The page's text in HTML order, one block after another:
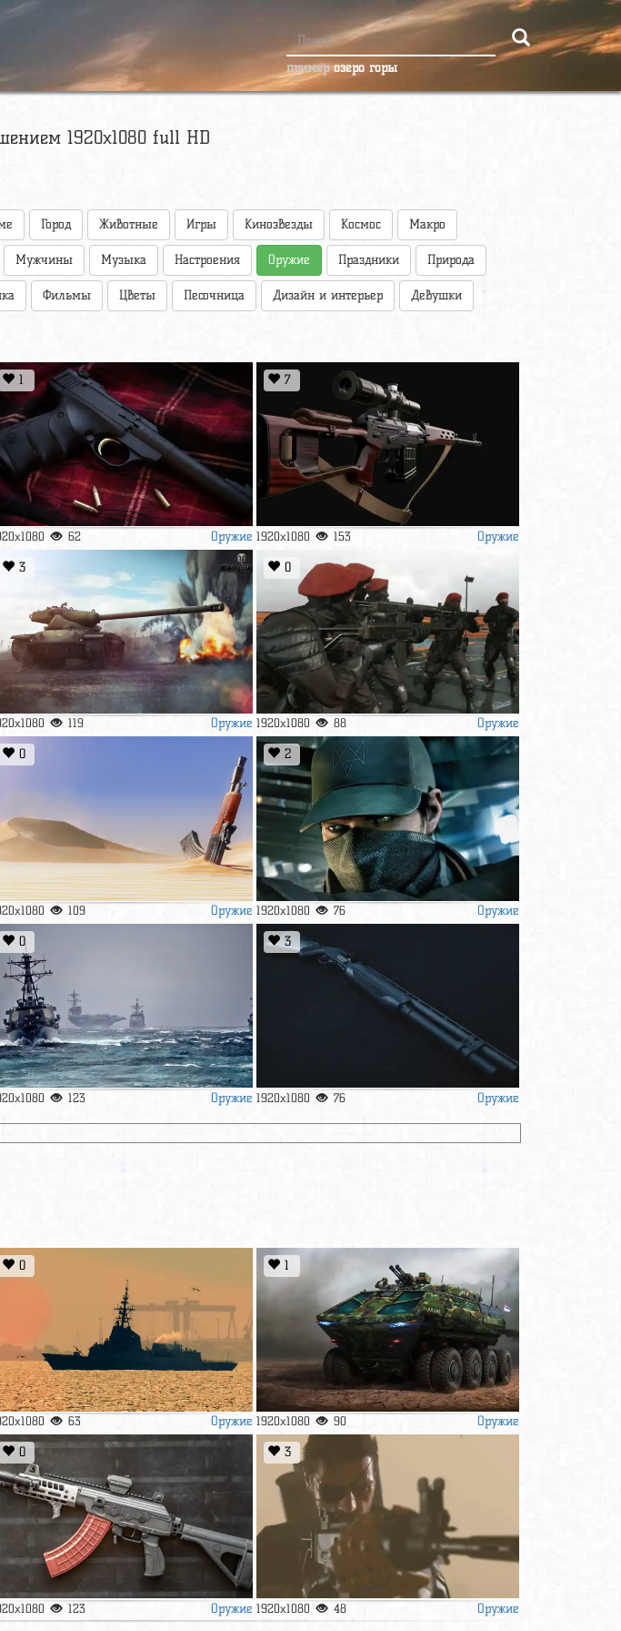
примерозеро горы
1920х1080 full HD
Город Животные Игры Кинозвезды Космос Макро
Мужчины Музыка Настроения Оружие Праздники Природа
Фильмы Цветы Песочница Дизайн и интерьер Девушки
1
62 Оружие
7
1920x1080 153
Оружие
3
119 Оружие
0
1920x1080 88
Оружие
0
109 Оружие
2
1920x1080 76
Оружие
0
123 Оружие
3
1920x1080 76 Оружие
0
63 Оружие
1
1920x1080 90
Оружие
0
123 Оружие
3
1920x1080 48
Оружие